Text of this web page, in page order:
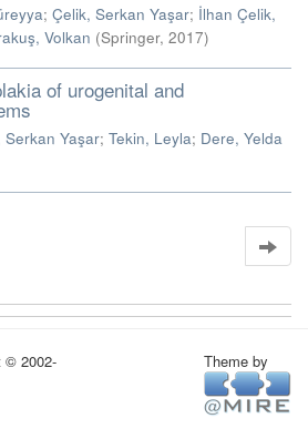
; Çelik, Serkan Yaşar; İlhan Çelik,
Volkan (Springer, 2017)
of urogenital and
Serkan Yaşar; Tekin, Leyla; Dere, Yelda
© 2002-
Theme by